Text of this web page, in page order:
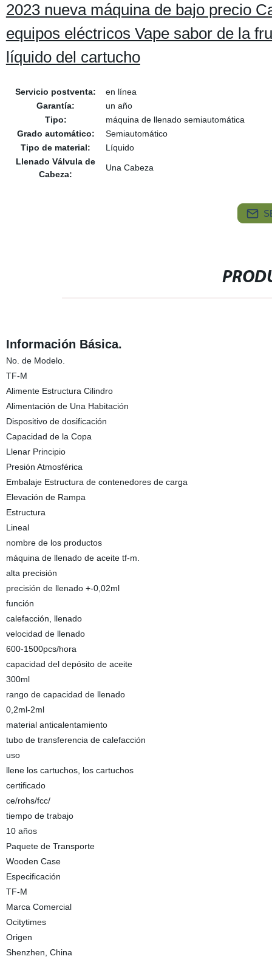
2023 nueva máquina de bajo precio
equipos eléctricos Vape sabor de la
líquido del cartucho
Servicio postventa:
en línea
Garantía:
un año
Tipo:
máquina de llenado semiautomática
Grado automático:
Semiautomático
Tipo de material:
Líquido
Llenado Válvula de
Cabeza:
Una Cabeza
Información Básica.
No. de Modelo.
TF-M
Alimente Estructura Cilindro
Alimentación de Una Habitación
Dispositivo de dosificación
Capacidad de la Copa
Llenar Principio
Presión Atmosférica
Embalaje Estructura de contenedores de carga
Elevación de Rampa
Estructura
Lineal
nombre de los productos
máquina de llenado de aceite tf-m.
alta precisión
precisión de llenado +-0,02ml
función
calefacción, llenado
velocidad de llenado
600-1500pcs/hora
capacidad del depósito de aceite
300ml
rango de capacidad de llenado
0,2ml-2ml
material anticalentamiento
tubo de transferencia de calefacción
uso
llene los cartuchos, los cartuchos
certificado
ce/rohs/fcc/
tiempo de trabajo
10 años
Paquete de Transporte
Wooden Case
Especificación
TF-M
Marca Comercial
Ocitytimes
Origen
Shenzhen, China